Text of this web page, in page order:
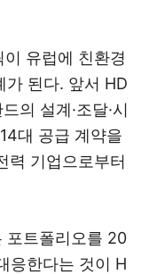
유럽에 친환경
가 된다. 앞서 HD
의 설계·조달·시
대 공급 계약을
력 기업으로부터
포트폴리오를 20
응한다는 것이 H